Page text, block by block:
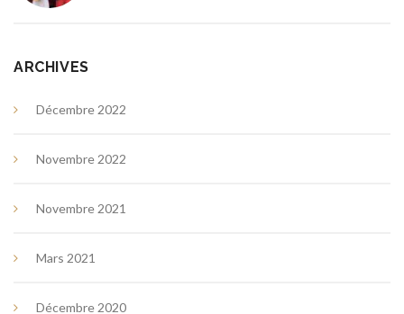
ARCHIVES
Décembre 2022
Novembre 2022
Novembre 2021
Mars 2021
Décembre 2020